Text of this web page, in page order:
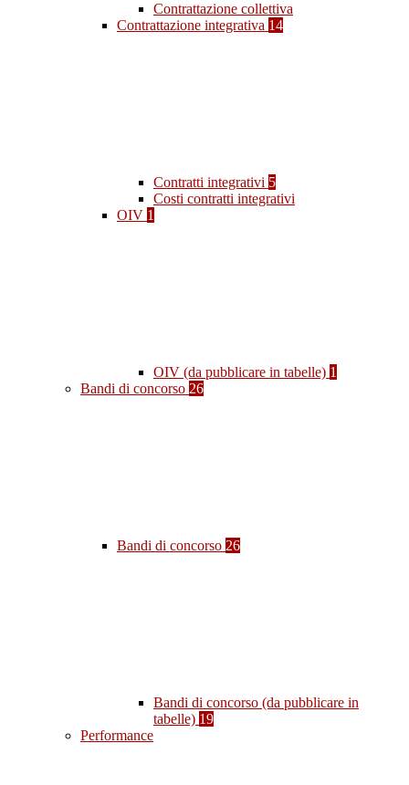
Contrattazione collettiva
Contrattazione integrativa 14
Contratti integrativi 5
Costi contratti integrativi
OIV 1
OIV (da pubblicare in tabelle) 1
Bandi di concorso 26
Bandi di concorso 26
Bandi di concorso (da pubblicare in
tabelle) 19
Performance